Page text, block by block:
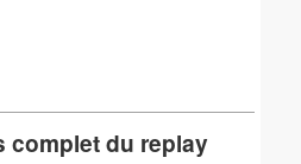
complet du replay